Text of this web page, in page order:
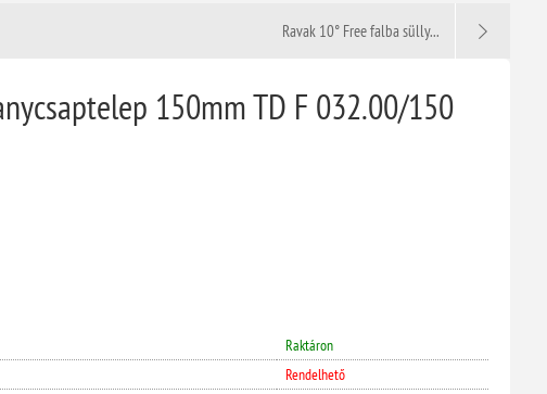
Ravak 10° Free falba sülly...
150mm TD F 032.00/150
Raktáron
Rendelhető